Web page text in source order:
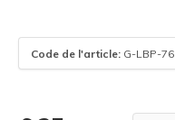
Code de l'article: G-LBP-76